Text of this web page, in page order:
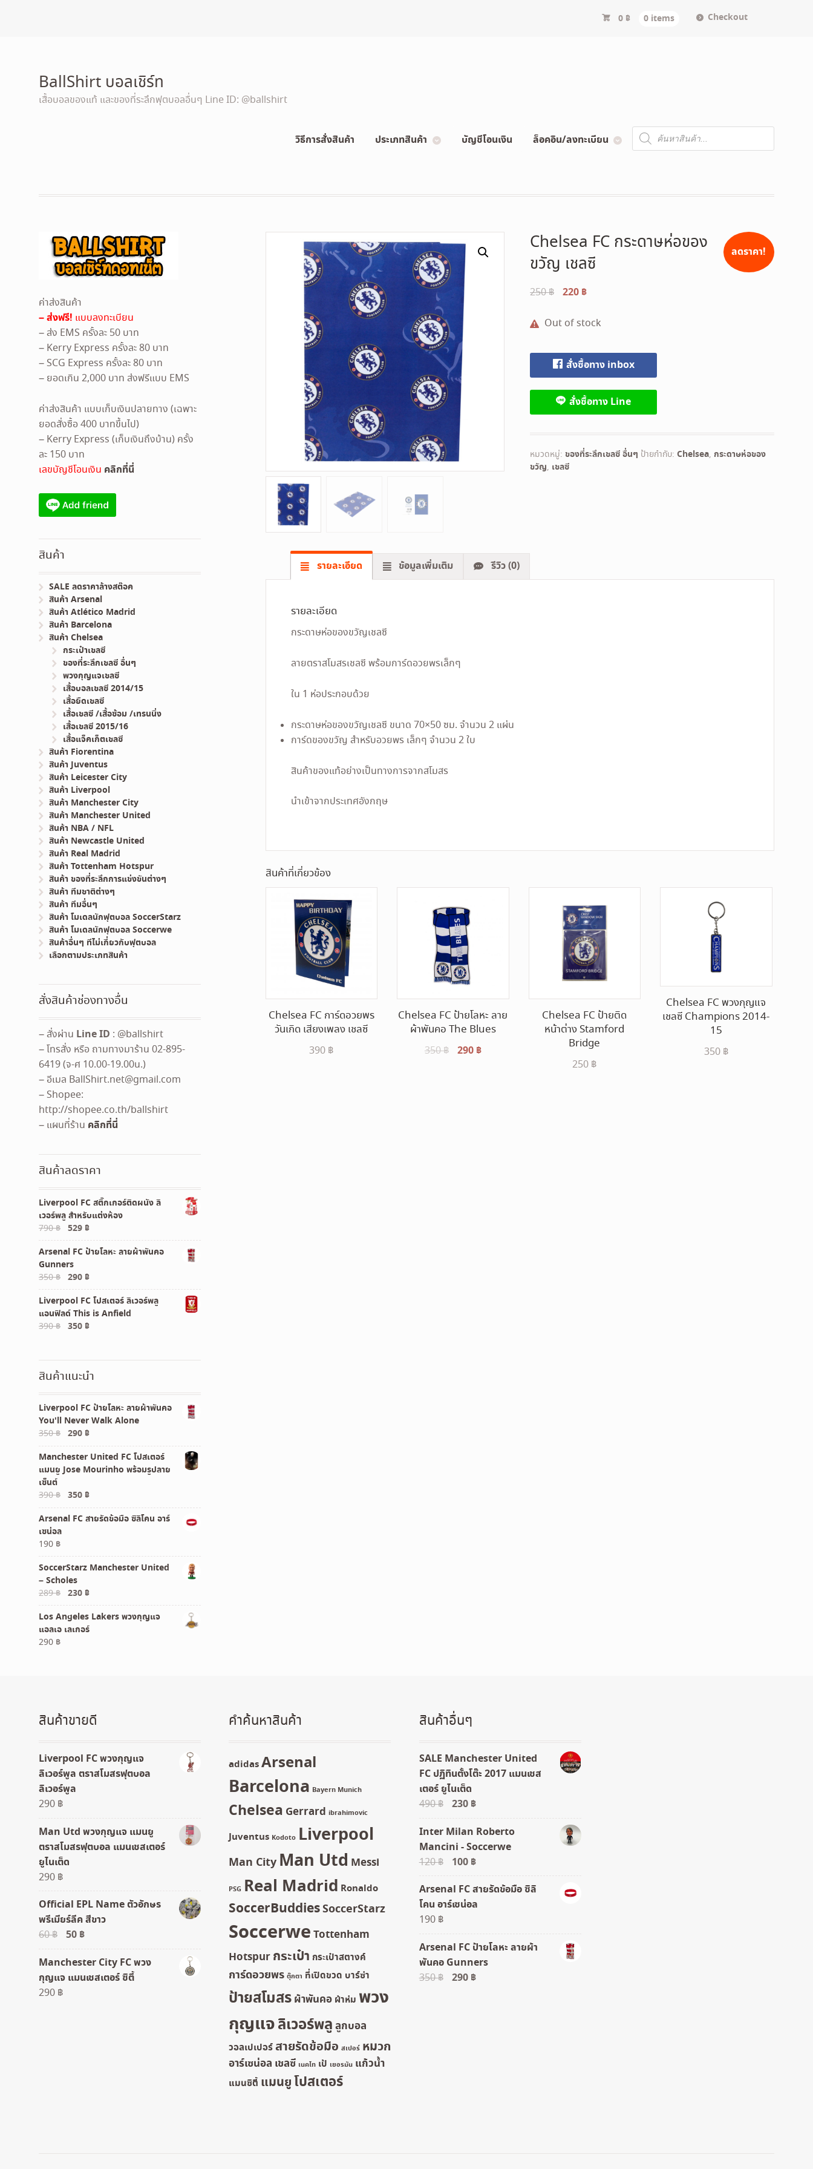
0 ฿ 0 items Checkout
BallShirt บอลเชิร์ท
เสื้อบอลของแท้ และของที่ระลึกฟุตบอลอื่นๆ Line ID: @ballshirt
วิธีการสั่งสินค้า ประเภทสินค้า บัญชีโอนเงิน ล็อคอิน/ลงทะเบียน
Products
search
ลดราคา!
Chelsea FC กระดาษห่อของ
ขวัญ เชลซี
250฿
Original
was:
220 ฿Current
is:
Out of stock
สั่งซื้อทาง inbox
สั่งซื้อทาง Line
หมวดหมู่:ของที่ระลึกเชลซี อื่นๆ ป้ายกำกับ:Chelsea,กระดาษห่อของ
ขวัญ, เชลซี
รายละเอียด ข้อมูลเพิ่มเติม รีวิว (0)
รายละเอียด
กระดาษห่อของขวัญเชลซี
ลายตราสโมสรเชลซี พร้อมการ์ดอวยพรเล็กๆ
ใน 1 ห่อประกอบด้วย
กระดาษห่อของขวัญเชลซี ขนาด 70×50 ซม. จำนวน 2 แผ่น
การ์ดของขวัญ สำหรับอวยพร เล็กๆ จำนวน 2 ใบ
สินค้าของแท้อย่างเป็นทางการจากสโมสร
นำเข้าจากประเทศอังกฤษ
สินค้าที่เกี่ยวข้อง
Chelsea FC การ์ดอวยพร
วันเกิด เสียงเพลง เชลซี
390 ฿
Chelsea FC ป้ายโลหะ ลาย
ผ้าพันคอ The Blues
350฿
Original
290 ฿Current
Chelsea FC ป้ายติด
หน้าต่าง Stamford
Bridge
250 ฿
Chelsea FC พวงกุญแจ
เชลซี Champions 2014-
15
350 ฿
ค่าส่งสินค้า
– ส่งฟรี! แบบลงทะเบียน
– ส่ง EMS ครั้งละ 50 บาท
– Kerry Express ครั้งละ 80 บาท
– SCG Express ครั้งละ 80 บาท
– ยอดเกิน 2,000 บาท ส่งฟรีแบบ EMS
ค่าส่งสินค้า แบบเก็บเงินปลายทาง (เฉพาะ
ยอดสั่งซื้อ 400 บาทขึ้นไป)
– Kerry Express (เก็บเงินถึงบ้าน) ครั้ง
ละ 150 บาท
เลขบัญชีโอนเงิน คลิกที่นี่
สินค้า
SALE ลดราคาล้างสต๊อค
สินค้า Arsenal
สินค้า Atlético Madrid
สินค้า Barcelona
สินค้า Chelsea
กระเป๋าเชลซี
ของที่ระลึกเชลซี อื่นๆ
พวงกุญแจเชลซี
เสื้อบอลเชลซี 2014/15
เสื้อยืดเชลซี
เสื้อเชลซี /เสื้อซ้อม /เทรนนิ่ง
เสื้อเชลซี 2015/16
เสื้อแจ็คเก็ตเชลซี
สินค้า Fiorentina
สินค้า Juventus
สินค้า Leicester City
สินค้า Liverpool
สินค้า Manchester City
สินค้า Manchester United
สินค้า NBA / NFL
สินค้า Newcastle United
สินค้า Real Madrid
สินค้า Tottenham Hotspur
สินค้า ของที่ระลึกการแข่งขันต่างๆ
สินค้า ทีมชาติต่างๆ
สินค้า ทีมอื่นๆ
สินค้า โมเดลนักฟุตบอล SoccerStarz
สินค้า โมเดลนักฟุตบอล Soccerwe
สินค้าอื่นๆ ทีไม่เกี่ยวกับฟุตบอล
เลือกตามประเภทสินค้า
สั่งสินค้าช่องทางอื่น
– สั่งผ่าน Line ID : @ballshirt
– โทรสั่ง หรือ ถามทางมาร้าน 02-895-
6419 (จ-ศ 10.00-19.00น.)
– อีเมล BallShirt.net@gmail.com
– Shopee:
http://shopee.co.th/ballshirt
– แผนที่ร้าน คลิกที่นี่
สินค้าลดราคา
Liverpool FC สติ๊กเกอร์ติดผนัง ลิ
เวอร์พลู สำหรับแต่งห้อง
790฿ Original
price
was:
790 ฿.
529 ฿Current
price
is:
Arsenal FC ป้ายโลหะ ลายผ้าพันคอ
Gunners
350฿ Original
price
was:
350 ฿.
290 ฿Current
price
is:
290 ฿.
Liverpool FC โปสเตอร์ ลิเวอร์พลู
แอนฟิลด์ This is Anfield
390฿ Original
390 ฿.
350 ฿Current
350 ฿.
สินค้าแนะนำ
Liverpool FC ป้ายโลหะ ลายผ้าพันคอ
You'll Never Walk Alone
350฿ Original
price
was:
350 ฿.
290 ฿Current
price
is:
290 ฿.
Manchester United FC โปสเตอร์
แมนยู Jose Mourinho พร้อมรูปลาย
เซ็นต์
390฿ Original
price
was:
350 ฿Current
price
is:
Arsenal FC สายรัดข้อมือ ซิลิโคน อาร์
เซน่อล
190 ฿
SoccerStarz Manchester United
– Scholes
289฿ Original
price
was:
289 ฿.
230 ฿Current
price
is:
230 ฿.
Los Angeles Lakers พวงกุญแจ
แอลเอ เลเกอร์
290 ฿
สินค้าขายดี
Liverpool FC พวงกุญแจ
ลิเวอร์พูล ตราสโมสรฟุตบอล
ลิเวอร์พูล
290 ฿
Man Utd พวงกุญแจ แมนยู
ตราสโมสรฟุตบอล แมนเชสเตอร์
ยูไนเต็ด
290 ฿
Official EPL Name ตัวอักษร
พรีเมียร์ลีค สีขาว
60฿
Original
was:
60 ฿.
50 ฿Current
is:
50 ฿.
Manchester City FC พวง
กุญแจ แมนเชสเตอร์ ซิตี้
290 ฿
คำค้นหาสินค้า
adidasArsenal
Barcelona Bayern Munich
Chelsea Gerrard ibrahimovic
Juventus Kodoto Liverpool
Man City Man Utd Messi
PSG Real Madrid Ronaldo
SoccerBuddiesSoccerStarz
Soccerwe Tottenham
Hotspur กระเป๋า กระเป๋าสตางค์
การ์ดอวยพร ตุ๊กตา ที่เปิดขวด บาร์ซ่า
ป้ายสโมสร ผ้าพันคอ ผ้าห่ม พวง
กุญแจลิเวอร์พลู ลูกบอล
วอลเปเปอร์สายรัดข้อมือ สเปอร์ หมวก
อาร์เซน่อล เชลซี เนคไท เป้ เยอรมัน แก้วน้ำ
แมนซิตี้ แมนยูโปสเตอร์
สินค้าอื่นๆ
SALE Manchester United
FC ปฏิทินตั้งโต๊ะ 2017 แมนเชส
เตอร์ ยูไนเต็ด
490฿
Original
was:
490 ฿.
230 ฿Current
is:
230 ฿.
Inter Milan Roberto
Mancini - Soccerwe
120฿
Original
was:
120 ฿.
100 ฿Current
is:
100 ฿.
Arsenal FC สายรัดข้อมือ ซิลิ
โคน อาร์เซน่อล
190 ฿
Arsenal FC ป้ายโลหะ ลายผ้า
พันคอ Gunners
350฿
Original
290 ฿Current